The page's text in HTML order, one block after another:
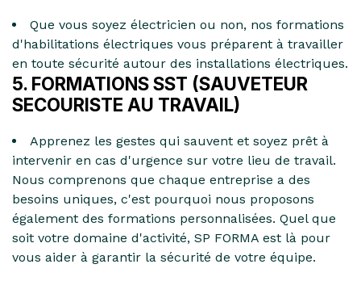
Que vous soyez électricien ou non, nos formations
d'habilitations électriques vous préparent à travailler
en toute sécurité autour des installations électriques.
5. FORMATIONS SST (SAUVETEUR
SECOURISTE AU TRAVAIL)
Apprenez les gestes qui sauvent et soyez prêt à
intervenir en cas d'urgence sur votre lieu de travail.
Nous comprenons que chaque entreprise a des
besoins uniques, c'est pourquoi nous proposons
également des formations personnalisées. Quel que
soit votre domaine d'activité, SP FORMA est là pour
vous aider à garantir la sécurité de votre équipe.